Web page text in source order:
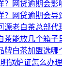
？网贷逾期会影
？网贷逾期会导
源老白茶总部代
茶能放几个箱子
牌白茶加盟选哪
锅炉证怎么办理